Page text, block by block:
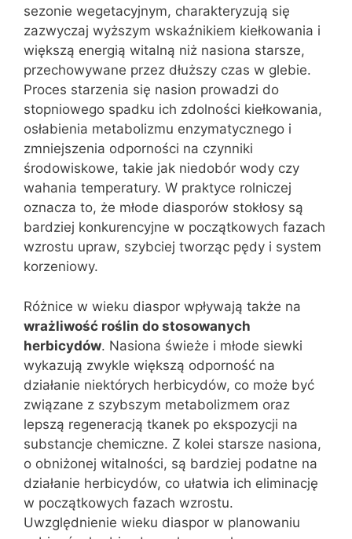
sezonie wegetacyjnym, charakteryzują się
zazwyczaj wyższym wskaźnikiem kiełkowania i
większą energią witalną niż nasiona starsze,
przechowywane przez dłuższy czas w glebie.
Proces starzenia się nasion prowadzi do
stopniowego spadku ich zdolności kiełkowania,
osłabienia metabolizmu enzymatycznego i
zmniejszenia odporności na czynniki
środowiskowe, takie jak niedobór wody czy
wahania temperatury. W praktyce rolniczej
oznacza to, że młode diasporów stokłosy są
bardziej konkurencyjne w początkowych fazach
wzrostu upraw, szybciej tworząc pędy i system
korzeniowy.
Różnice w wieku diaspor wpływają także na
wrażliwość roślin do stosowanych
herbicydów. Nasiona świeże i młode siewki
wykazują zwykle większą odporność na
działanie niektórych herbicydów, co może być
związane z szybszym metabolizmem oraz
lepszą regeneracją tkanek po ekspozycji na
substancje chemiczne. Z kolei starsze nasiona,
o obniżonej witalności, są bardziej podatne na
działanie herbicydów, co ułatwia ich eliminację
w początkowych fazach wzrostu.
Uwzględnienie wieku diaspor w planowaniu